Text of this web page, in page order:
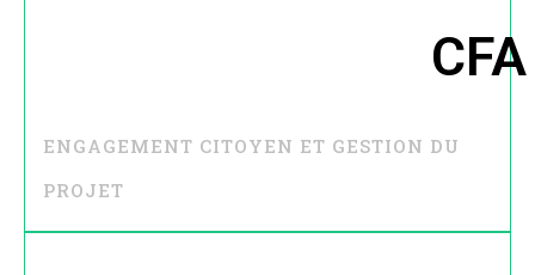
ENGAGEMENT CITOYEN ET GESTION DU
PROJET
CFA